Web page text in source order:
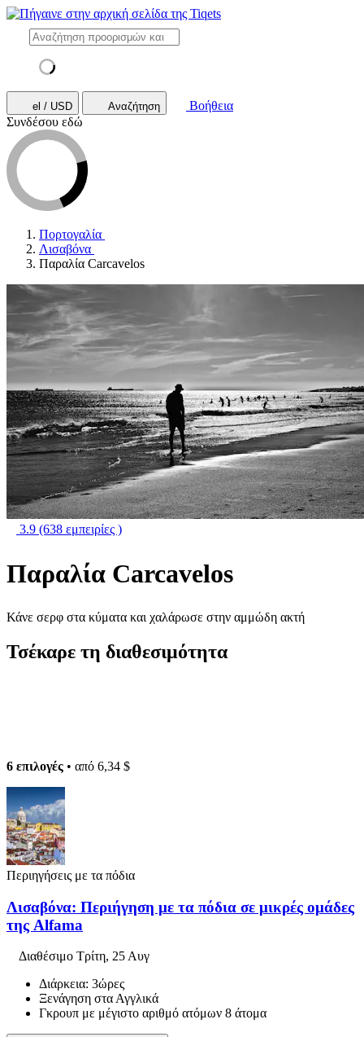
el / USD Αναζήτηση
Βοήθεια
Συνδέσου εδώ
Πορτογαλία
Λισαβόνα
Παραλία Carcavelos
3.9 (638 εμπειρίες )
Παραλία Carcavelos
Κάνε σερφ στα κύματα και χαλάρωσε στην αμμώδη ακτή
Τσέκαρε τη διαθεσιμότητα
6 επιλογές • από 6,34 $
Περιηγήσεις με τα πόδια
Λισαβόνα: Περιήγηση με τα πόδια σε μικρές ομάδες
της Alfama
Διαθέσιμο Τρίτη, 25 Αυγ
Διάρκεια: 3ώρες
Ξενάγηση στα Αγγλικά
Γκρουπ με μέγιστο αριθμό ατόμων 8 άτομα